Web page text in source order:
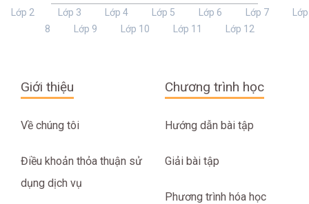
Lớp 2 Lớp 3 Lớp 4 Lớp 5 Lớp 6 Lớp 7
Lớp
8
Lớp 9 Lớp 10 Lớp 11 Lớp 12
Giới thiệu
Về chúng tôi
Điều khoản thỏa thuận sử
dụng dịch vụ
Chương trình học
Hướng dẫn bài tập
Giải bài tập
Phương trình hóa học